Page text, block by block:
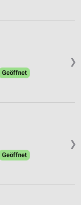
❯
Geöffnet
❯
Geöffnet
oder